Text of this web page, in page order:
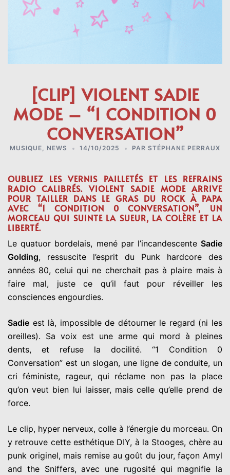
[CLIP] VIOLENT SADIE
MODE – “1 CONDITION 0
CONVERSATION”
MUSIQUE, NEWS 14/10/2025 PAR STÉPHANE PERRAUX
OUBLIEZ LES VERNIS PAILLETÉS ET LES REFRAINS
RADIO CALIBRÉS. VIOLENT SADIE MODE ARRIVE
POUR TAILLER DANS LE GRAS DU ROCK À PAPA
AVEC “1 CONDITION 0 CONVERSATION”, UN
MORCEAU QUI SUINTE LA SUEUR, LA COLÈRE ET LA
LIBERTÉ.
Le quatuor bordelais, mené par l’incandescente Sadie
Golding, ressuscite l’esprit du Punk hardcore des
années 80, celui qui ne cherchait pas à plaire mais à
faire mal, juste ce qu’il faut pour réveiller les
consciences engourdies.
Sadie est là, impossible de détourner le regard (ni les
oreilles). Sa voix est une arme qui mord à pleines
dents, et refuse la docilité. “1 Condition 0
Conversation” est un slogan, une ligne de conduite, un
cri féministe, rageur, qui réclame non pas la place
qu’on veut bien lui laisser, mais celle qu’elle prend de
force.
Le clip, hyper nerveux, colle à l’énergie du morceau. On
y retrouve cette esthétique DIY, à la Stooges, chère au
punk originel, mais remise au goût du jour, façon Amyl
and the Sniffers, avec une rugosité qui magnifie la